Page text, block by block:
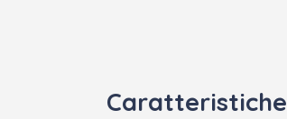
Caratteristiche